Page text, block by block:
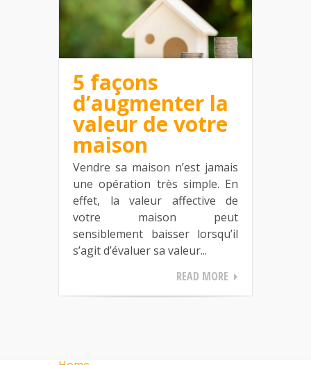
5 façons
d’augmenter la
valeur de votre
maison
Vendre sa maison n’est jamais
une opération très simple. En
effet, la valeur affective de
votre maison peut
sensiblement baisser lorsqu’il
s’agit d’évaluer sa valeur...
READ MORE